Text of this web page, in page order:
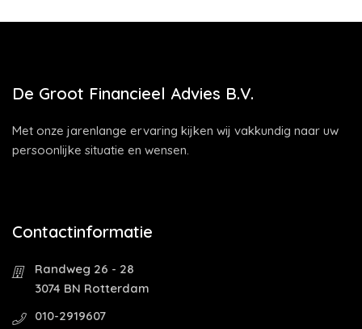
De Groot Financieel Advies B.V.
Met onze jarenlange ervaring kijken wij vakkundig naar uw
persoonlijke situatie en wensen.
Contactinformatie
Randweg 26 - 28
3074 BN Rotterdam
010-2919607